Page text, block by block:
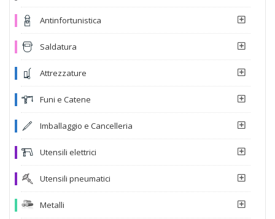
Antinfortunistica
Saldatura
Attrezzature
Funi e Catene
Imballaggio e Cancelleria
Utensili elettrici
Utensili pneumatici
Metalli